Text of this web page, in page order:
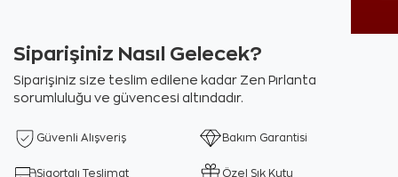
Siparişiniz Nasıl Gelecek?
Siparişiniz size teslim edilene kadar Zen Pırlanta
sorumluluğu ve güvencesi altındadır.
Güvenli Alışveriş Bakım Garantisi
Sigortalı Teslimat Özel Şık Kutu